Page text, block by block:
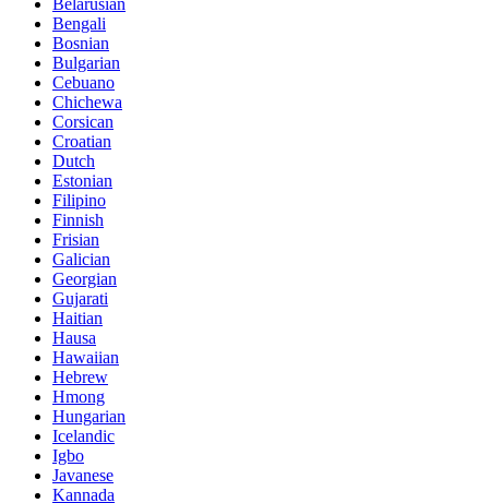
Bengali
Bosnian
Bulgarian
Cebuano
Chichewa
Corsican
Croatian
Dutch
Estonian
Filipino
Finnish
Frisian
Galician
Georgian
Gujarati
Haitian
Hausa
Hawaiian
Hebrew
Hmong
Hungarian
Icelandic
Igbo
Javanese
Kannada